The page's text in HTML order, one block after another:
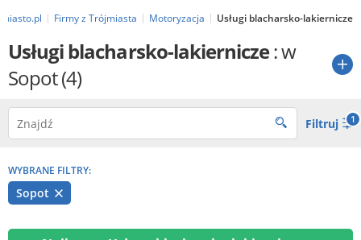
Firmy z Trójmiasta Motoryzacja Usługi blacharsko-lakiernicze
Usługi blacharsko-lakiernicze: w
Sopot(4)
Filtruj 1
WYBRANE FILTRY:
Sopot